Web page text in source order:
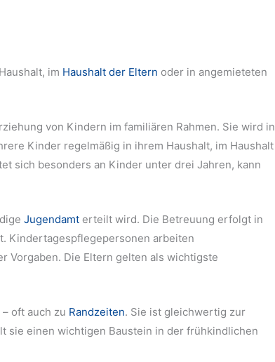
im Haushalt der Eltern oder in angemieteten
von Kindern im familiären Rahmen. Sie wird in
Kinder regelmäßig in ihrem Haushalt, im Haushalt
sich besonders an Kinder unter drei Jahren, kann
Jugendamt erteilt wird. Die Betreuung erfolgt in
Kindertagespflegepersonen arbeiten
Vorgaben. Die Eltern gelten als wichtigste
oft auch zu Randzeiten. Sie ist gleichwertig zur
sie einen wichtigen Baustein in der frühkindlichen